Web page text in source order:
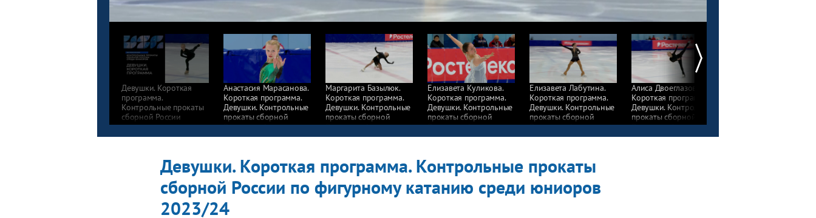
Девушки. Короткая
программа.
Контрольные прокаты
сборной России
по фигурному катанию
среди юниоров
Анастасия Марасанова.
Короткая программа.
Девушки. Контрольные
прокаты сборной
России по фигурному
катанию среди
Маргарита Базылюк.
Короткая программа.
Девушки. Контрольные
прокаты сборной
России по фигурному
катанию среди
Елизавета Куликова.
Короткая программа.
Девушки. Контрольные
прокаты сборной
России по фигурному
катанию среди
Елизавета Лабутина.
Короткая программа.
Девушки. Контрольные
прокаты сборной
России по фигурному
катанию среди
Алиса Двоеглазова.
Короткая программа.
Девушки. Контрольные
прокаты сборной
России по фигурному
катанию среди
Девушки. Короткая программа. Контрольные прокаты
сборной России по фигурному катанию среди юниоров
2023/24